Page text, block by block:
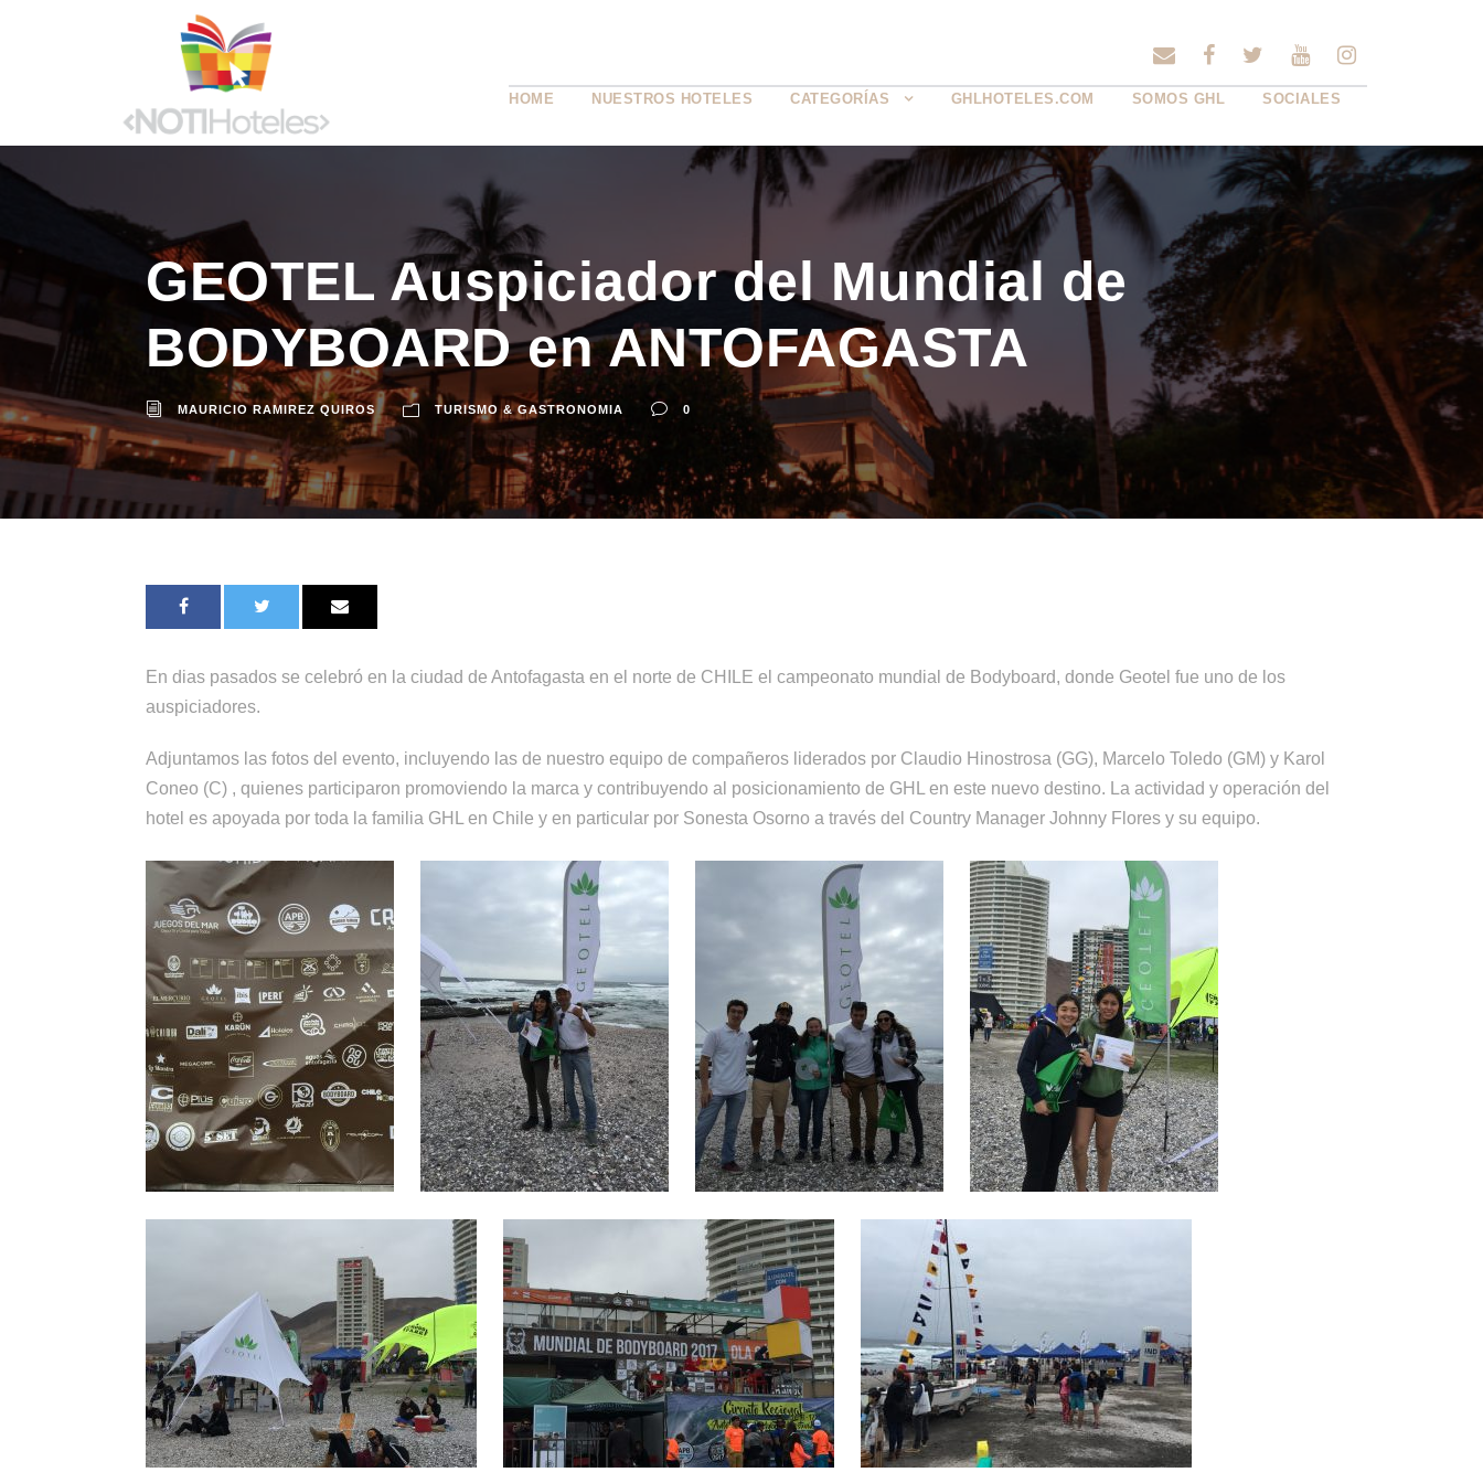
HOME NUESTROS HOTELES CATEGORÍAS GHLHOTELES.COM SOMOS GHL SOCIALES
GEOTEL Auspiciador del Mundial de
BODYBOARD en ANTOFAGASTA
MAURICIO RAMIREZ QUIROS TURISMO & GASTRONOMIA 0
En dias pasados se celebró en la ciudad de Antofagasta en el norte de CHILE el campeonato mundial de Bodyboard, donde Geotel fue uno de los
auspiciadores.
Adjuntamos las fotos del evento, incluyendo las de nuestro equipo de compañeros liderados por Claudio Hinostrosa (GG), Marcelo Toledo (GM) y Karol
Coneo (C) , quienes participaron promoviendo la marca y contribuyendo al posicionamiento de GHL en este nuevo destino. La actividad y operación del
hotel es apoyada por toda la familia GHL en Chile y en particular por Sonesta Osorno a través del Country Manager Johnny Flores y su equipo.